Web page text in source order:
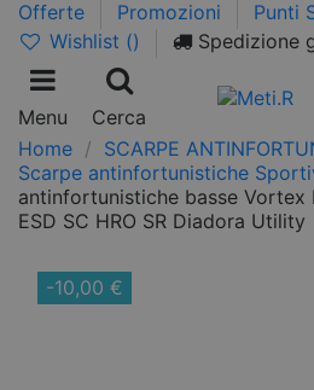
Offerte Promozioni
Punti
Wishlist () Spedizione
Menu Cerca
Home
SCARPE
Scarpe antinfortunistiche
antinfortunistiche basse Vortex
ESD SC HRO SR Diadora Utility
-10,00 €